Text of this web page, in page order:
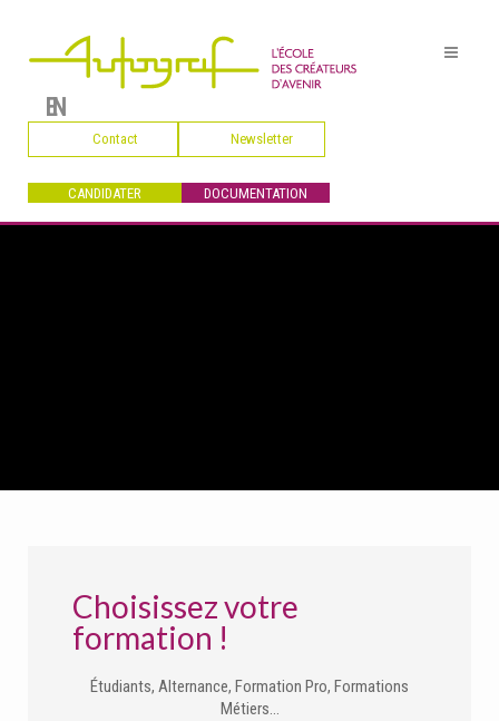
EN
Contact Newsletter
CANDIDATER DOCUMENTATION
Choisissez votre
formation !
Étudiants, Alternance, Formation Pro, Formations
Métiers…